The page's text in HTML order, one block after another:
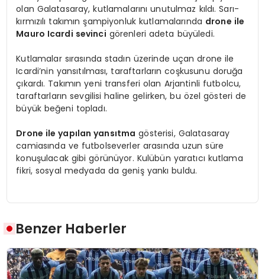
olan Galatasaray, kutlamalarını unutulmaz kıldı. Sarı-
kırmızılı takımın şampiyonluk kutlamalarında drone ile
Mauro Icardi sevinci görenleri adeta büyüledi.
Kutlamalar sırasında stadın üzerinde uçan drone ile
Icardi’nin yansıtılması, taraftarların coşkusunu doruğa
çıkardı. Takımın yeni transferi olan Arjantinli futbolcu,
taraftarların sevgilisi haline gelirken, bu özel gösteri de
büyük beğeni topladı.
Drone ile yapılan yansıtma gösterisi, Galatasaray
camiasında ve futbolseverler arasında uzun süre
konuşulacak gibi görünüyor. Kulübün yaratıcı kutlama
fikri, sosyal medyada da geniş yankı buldu.
Benzer Haberler